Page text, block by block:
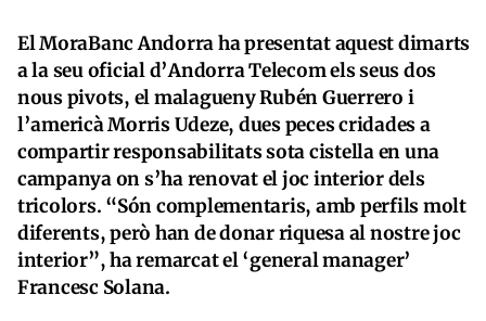
El MoraBanc Andorra ha presentat aquest dimarts
a la seu oficial d’Andorra Telecom els seus dos
nous pivots, el malagueny Rubén Guerrero i
l’americà Morris Udeze, dues peces cridades a
compartir responsabilitats sota cistella en una
campanya on s’ha renovat el joc interior dels
tricolors. “Són complementaris, amb perfils molt
diferents, però han de donar riquesa al nostre joc
interior”, ha remarcat el ‘general manager’
Francesc Solana.